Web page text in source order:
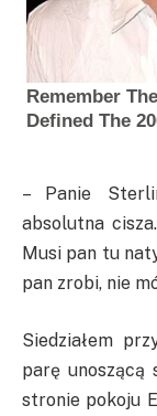
– Panie
absolutna
Musi pan tu
pan zrobi, nie
Siedziałem
parę unoszącą
stronie pokoju